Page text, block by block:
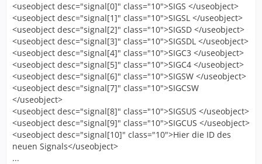
<useobject desc="signal[0]" class="10">SIGS </useobject>
<useobject desc="signal[1]" class="10">SIGSL </useobject>
<useobject desc="signal[2]" class="10">SIGSD </useobject>
<useobject desc="signal[3]" class="10">SIGSDL </useobject>
<useobject desc="signal[4]" class="10">SIGC3 </useobject>
<useobject desc="signal[5]" class="10">SIGC4 </useobject>
<useobject desc="signal[6]" class="10">SIGSW </useobject>
<useobject desc="signal[7]" class="10">SIGCSW
</useobject>
<useobject desc="signal[8]" class="10">SIGSUS </useobject>
<useobject desc="signal[9]" class="10">SIGCUS </useobject>
<useobject desc="signal[10]" class="10">Hier die ID des
neuen Signals</useobject>
...